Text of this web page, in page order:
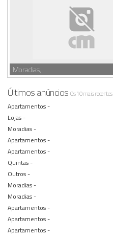
Moradias,
Últimos anúnciosOs 10 mais recentes
Apartamentos -
Lojas -
Moradias -
Apartamentos -
Apartamentos -
Quintas -
Outros -
Moradias -
Moradias -
Apartamentos -
Apartamentos -
Apartamentos -